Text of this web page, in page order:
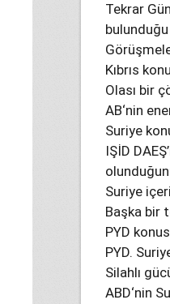
Tekrar
Kıbrıs
Olası bir
AB‘nin
Suriye
IŞİD
Suriye
Başka bir
PYD
PYD.
Silahlı
ABD‘nin